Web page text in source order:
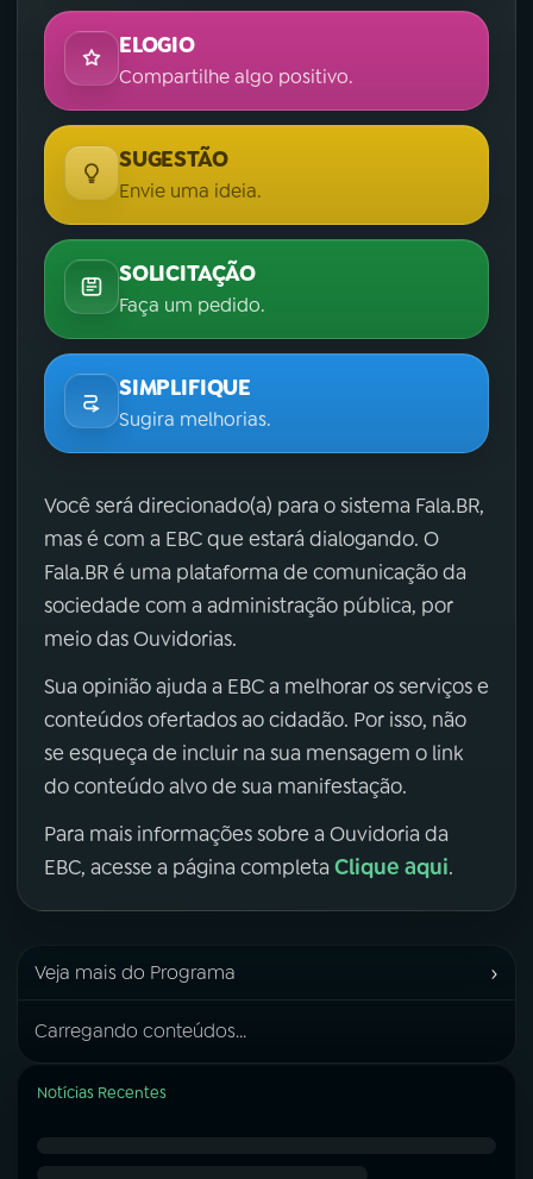
ELOGIO
Compartilhe algo positivo.
SUGESTÃO
Envie uma ideia.
SOLICITAÇÃO
Faça um pedido.
SIMPLIFIQUE
Sugira melhorias.
Você será direcionado(a) para o sistema Fala.BR,
mas é com a EBC que estará dialogando. O
Fala.BR é uma plataforma de comunicação da
sociedade com a administração pública, por
meio das Ouvidorias.
Sua opinião ajuda a EBC a melhorar os serviços e
conteúdos ofertados ao cidadão. Por isso, não
se esqueça de incluir na sua mensagem o link
do conteúdo alvo de sua manifestação.
Para mais informações sobre a Ouvidoria da
EBC, acesse a página completa Clique aqui.
Veja mais do Programa ›
Carregando conteúdos...
Notícias Recentes